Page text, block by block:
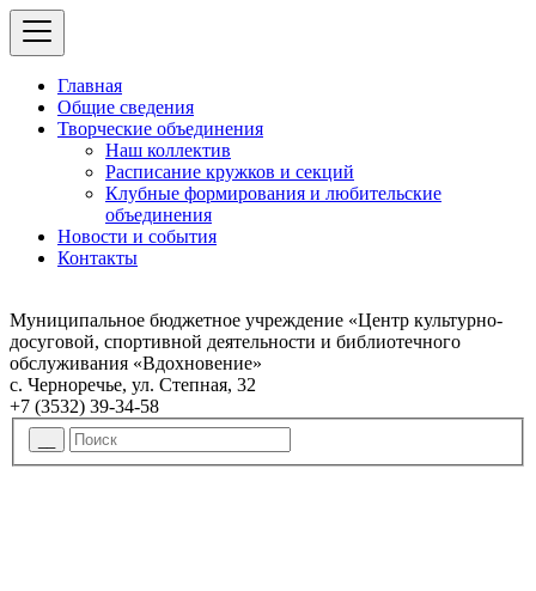
Главная
Общие сведения
Творческие объединения
Наш коллектив
Расписание кружков и секций
Клубные формирования и любительские
объединения
Новости и события
Контакты
Муниципальное бюджетное учреждение «Центр культурно-
досуговой, спортивной деятельности и библиотечного
обслуживания «Вдохновение»
с. Черноречье, ул. Степная, 32
+7 (3532) 39-34-58